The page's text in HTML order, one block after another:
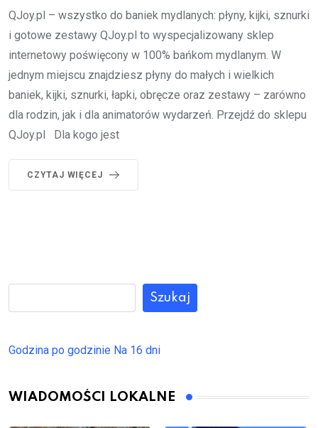
QJoy.pl – wszystko do baniek mydlanych: płyny, kijki, sznurki
i gotowe zestawy QJoy.pl to wyspecjalizowany sklep
internetowy poświęcony w 100% bańkom mydlanym. W
jednym miejscu znajdziesz płyny do małych i wielkich
baniek, kijki, sznurki, łapki, obręcze oraz zestawy – zarówno
dla rodzin, jak i dla animatorów wydarzeń. Przejdź do sklepu
QJoy.pl Dla kogo jest
CZYTAJ WIĘCEJ
Szukaj
Godzina po godzinie Na 16 dni
WIADOMOŚCI LOKALNE